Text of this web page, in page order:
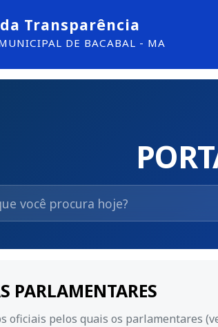
Transparência
DE BACABAL - MA
PARLAMENTARES
oficiais pelos quais os parlamentares